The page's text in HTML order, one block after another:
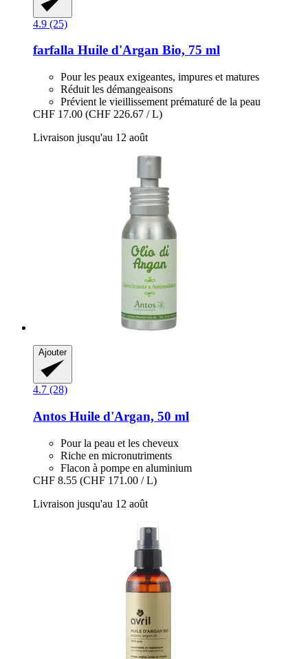
4.9 (25)
farfalla Huile d'Argan Bio, 75 ml
Pour les peaux exigeantes, impures et matures
Réduit les démangeaisons
Prévient le vieillissement prématuré de la peau
CHF 17.00 (CHF 226.67 / L)
Livraison jusqu'au 12 août
Ajouter
4.7 (28)
Antos Huile d'Argan, 50 ml
Pour la peau et les cheveux
Riche en micronutriments
Flacon à pompe en aluminium
CHF 8.55 (CHF 171.00 / L)
Livraison jusqu'au 12 août